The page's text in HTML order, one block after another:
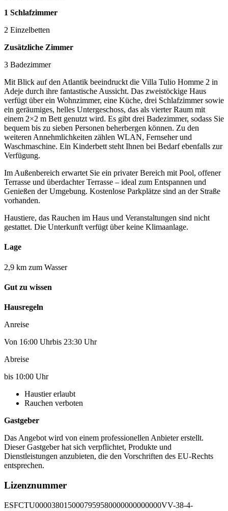
1 Schlafzimmer
2 Einzelbetten
Zusätzliche Zimmer
3 Badezimmer
Mit Blick auf den Atlantik beeindruckt die Villa Tulio Homme 2 in
Adeje durch ihre fantastische Aussicht. Das zweistöckige Haus
verfügt über ein Wohnzimmer, eine Küche, drei Schlafzimmer sowie
ein geräumiges, helles Untergeschoss, das als vierter Raum mit
einem 2×2 m Bett genutzt wird. Es gibt drei Badezimmer, sodass Sie
bequem bis zu sieben Personen beherbergen können. Zu den
weiteren Annehmlichkeiten zählen WLAN, Fernseher und
Waschmaschine. Ein Kinderbett steht Ihnen bei Bedarf ebenfalls zur
Verfügung.
Im Außenbereich erwartet Sie ein privater Bereich mit Pool, offener
Terrasse und überdachter Terrasse – ideal zum Entspannen und
Genießen der Umgebung. Kostenlose Parkplätze sind an der Straße
vorhanden.
Haustiere, das Rauchen im Haus und Veranstaltungen sind nicht
gestattet. Die Unterkunft verfügt über keine Klimaanlage.
Lage
2,9 km zum Wasser
Gut zu wissen
Hausregeln
Anreise
Von 16:00 Uhrbis 23:30 Uhr
Abreise
bis 10:00 Uhr
Haustier erlaubt
Rauchen verboten
Gastgeber
Das Angebot wird von einem professionellen Anbieter erstellt.
Dieser Gastgeber hat sich verpflichtet, Produkte und
Dienstleistungen anzubieten, die den Vorschriften des EU-Rechts
entsprechen.
Lizenznummer
ESFCTU0000380150007959580000000000000VV-38-4-